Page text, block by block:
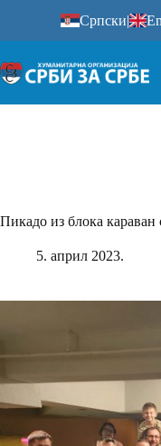
Српски|
Пикадо из блока
5. април 2023.